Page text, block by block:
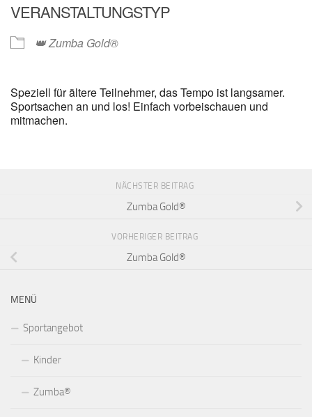
VERANSTALTUNGSTYP
👑 Zumba Gold®
Speziell für ältere Teilnehmer, das Tempo ist langsamer.
Sportsachen an und los! Einfach vorbeischauen und
mitmachen.
NÄCHSTER BEITRAG
Zumba Gold®
VORHERIGER BEITRAG
Zumba Gold®
MENÜ
Sportangebot
Kinder
Zumba®